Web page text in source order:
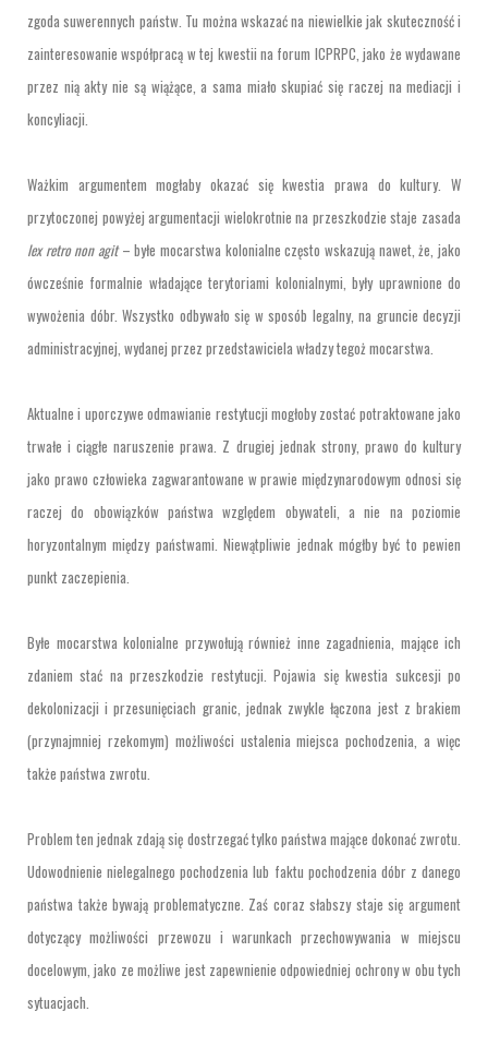
zgoda suwerennych państw. Tu można wskazać na niewielkie jak skuteczność i
zainteresowanie współpracą w tej kwestii na forum ICPRPC, jako że wydawane
przez nią akty nie są wiążące, a sama miało skupiać się raczej na mediacji i
koncyliacji.
Ważkim argumentem mogłaby okazać się kwestia prawa do kultury. W
przytoczonej powyżej argumentacji wielokrotnie na przeszkodzie staje zasada
lex retro non agit– byłe mocarstwa kolonialne często wskazują nawet, że, jako
ówcześnie formalnie władające terytoriami kolonialnymi, były uprawnione do
wywożenia dóbr. Wszystko odbywało się w sposób legalny, na gruncie decyzji
administracyjnej, wydanej przez przedstawiciela władzy tegoż mocarstwa.
Aktualne i uporczywe odmawianie restytucji mogłoby zostać potraktowane jako
trwałe i ciągłe naruszenie prawa. Z drugiej jednak strony, prawo do kultury
jako prawo człowieka zagwarantowane w prawie międzynarodowym odnosi się
raczej do obowiązków państwa względem obywateli, a nie na poziomie
horyzontalnym między państwami. Niewątpliwie jednak mógłby być to pewien
punkt zaczepienia.
Byłe mocarstwa kolonialne przywołują również inne zagadnienia, mające ich
zdaniem stać na przeszkodzie restytucji. Pojawia się kwestia sukcesji po
dekolonizacji i przesunięciach granic, jednak zwykle łączona jest z brakiem
(przynajmniej rzekomym) możliwości ustalenia miejsca pochodzenia, a więc
także państwa zwrotu.
Problem ten jednak zdają się dostrzegać tylko państwa mające dokonać zwrotu.
Udowodnienie nielegalnego pochodzenia lub faktu pochodzenia dóbr z danego
państwa także bywają problematyczne. Zaś coraz słabszy staje się argument
dotyczący możliwości przewozu i warunkach przechowywania w miejscu
docelowym, jako ze możliwe jest zapewnienie odpowiedniej ochrony w obu tych
sytuacjach.